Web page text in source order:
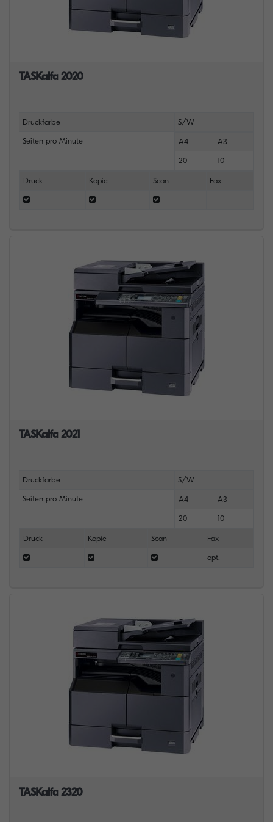
TASKalfa 2020
Druckfarbe S/W
Seiten pro Minute A4 A3
20 10
Druck Kopie Scan Fax
TASKalfa 2021
Druckfarbe S/W
Seiten pro Minute A4 A3
20 10
Druck Kopie Scan Fax
opt.
TASKalfa 2320